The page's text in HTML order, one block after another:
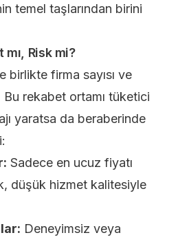
temel taşlarından birini
mı, Risk mi?
birlikte firma sayısı ve
Bu rekabet ortamı tüketici
yaratsa da beraberinde
Sadece en ucuz fiyatı
düşük hizmet kalitesiyle
Deneyimsiz veya